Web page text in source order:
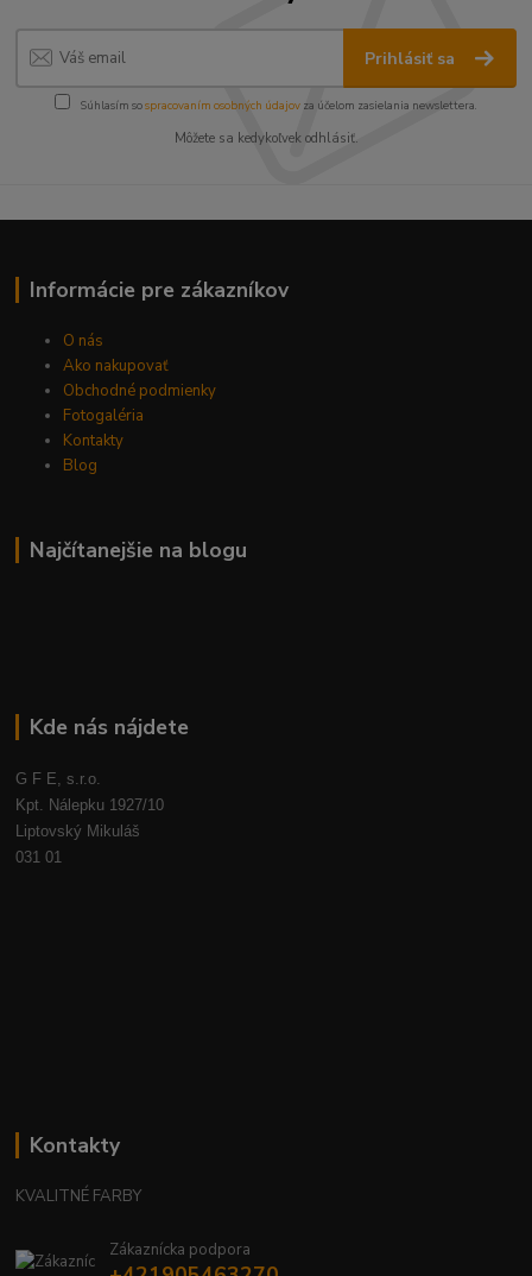
Prihlásiť sa
Súhlasím sospracovaním osobných údajov za účelom zasielania newslettera.
Môžete sa kedykoľvek odhlásiť.
Informácie pre zákazníkov
O nás
Ako nakupovať
Obchodné podmienky
Fotogaléria
Kontakty
Blog
Najčítanejšie na blogu
Kde nás nájdete
G F E, s.r.o.
Kpt. Nálepku 1927/10
Liptovský Mikuláš
031 01
Kontakty
KVALITNÉ FARBY
Zákaznícka podpora